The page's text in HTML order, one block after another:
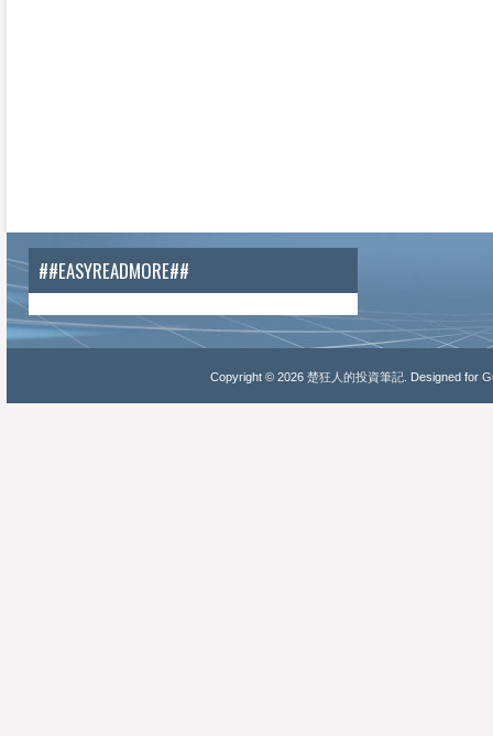
##EASYREADMORE##
Copyright © 2026 楚狂人的投資筆記. Designed for